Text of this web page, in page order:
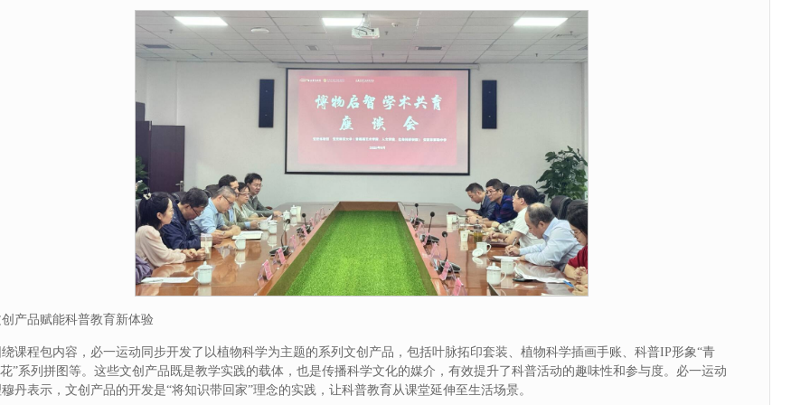
产品赋能科普教育新体验
绕课程包内容，必一运动同步开发了以植物科学为主题的系列文创产品，包括叶脉拓印套装、植物科学插画手账、科普IP形象“青
花”系列拼图等。这些文创产品既是教学实践的载体，也是传播科学文化的媒介，有效提升了科普活动的趣味性和参与度。必一运动
丹表示，文创产品的开发是“将知识带回家”理念的实践，让科普教育从课堂延伸至生活场景。